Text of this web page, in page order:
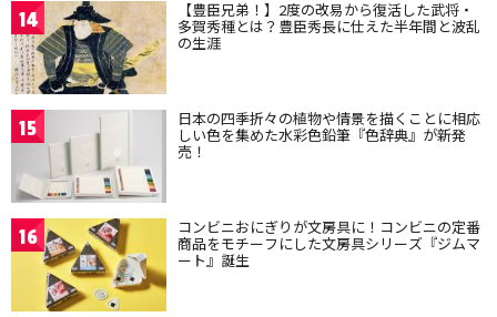
14 【豊臣兄弟！】2度の改易から復活した武将・
多賀秀種とは？豊臣秀長に仕えた半年間と波乱
の生涯
15 日本の四季折々の植物や情景を描くことに相応
しい色を集めた水彩色鉛筆『色辞典』が新発
売！
16 コンビニおにぎりが文房具に！コンビニの定番
商品をモチーフにした文房具シリーズ『ジムマ
ート』誕生